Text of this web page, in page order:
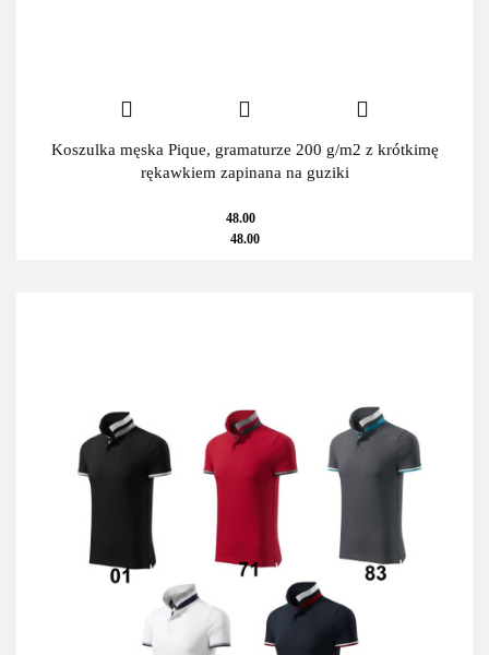
Koszulka męska Pique, gramaturze 200 g/m2 z krótkimę
rękawkiem zapinana na guziki
48.00
48.00